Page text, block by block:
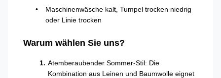
Maschinenwäsche kalt, Tumpel trocken niedrig
oder Linie trocken
Warum wählen Sie uns?
Atemberaubender Sommer-Stil: Die
Kombination aus Leinen und Baumwolle eignet